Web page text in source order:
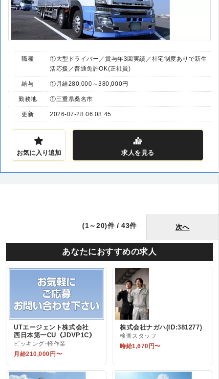
職種
①大型ドライバー／賞与年3回実績／社宅制度ありで新生
活応援／普通免許OK(正社員)
給与 ①月給280,000～380,000円
勤務地 ①三重県桑名市
更新 2026-07-28 06:08:45
お気に入り追加 求人 を見る
(1～20)件 / 43件 次へ
あなたにおすすめの求人
UTエージェント株式会社
西日本第一CU《JDVP1C》
ピッキング･軽作業
月給210,000円〜
株式会社ナガハ(ID:381277)
検査スタッフ
時給1,670円〜